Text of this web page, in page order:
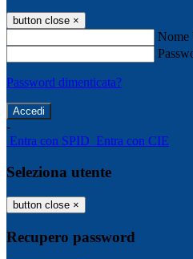
button close ×
Nome
Password dimenticata?
-
Entra con SPID Entra con CIE
Seleziona utente
button close ×
Recupero password